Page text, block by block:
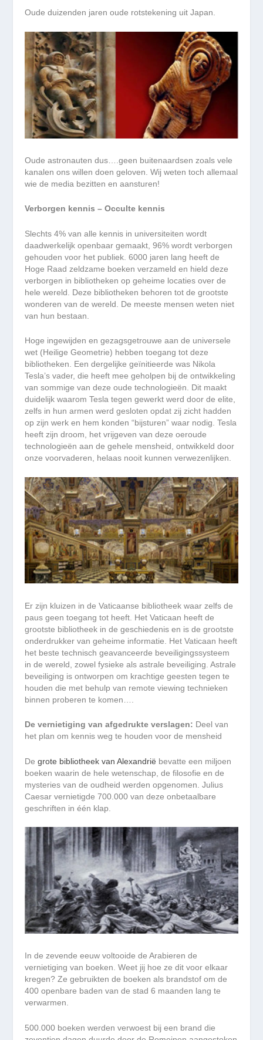
Oude duizenden jaren oude rotstekening uit Japan.
Oude astronauten dus….geen buitenaardsen zoals vele
kanalen ons willen doen geloven. Wij weten toch allemaal
wie de media bezitten en aansturen!
Verborgen kennis – Occulte kennis
Slechts 4% van alle kennis in universiteiten wordt
daadwerkelijk openbaar gemaakt, 96% wordt verborgen
gehouden voor het publiek. 6000 jaren lang heeft de
Hoge Raad zeldzame boeken verzameld en hield deze
verborgen in bibliotheken op geheime locaties over de
hele wereld. Deze bibliotheken behoren tot de grootste
wonderen van de wereld. De meeste mensen weten niet
van hun bestaan.
Hoge ingewijden en gezagsgetrouwe aan de universele
wet (Heilige Geometrie) hebben toegang tot deze
bibliotheken. Een dergelijke geïnitieerde was Nikola
Tesla’s vader, die heeft mee geholpen bij de ontwikkeling
van sommige van deze oude technologieën. Dit maakt
duidelijk waarom Tesla tegen gewerkt werd door de elite,
zelfs in hun armen werd gesloten opdat zij zicht hadden
op zijn werk en hem konden “bijsturen” waar nodig. Tesla
heeft zijn droom, het vrijgeven van deze oeroude
technologieën aan de gehele mensheid, ontwikkeld door
onze voorvaderen, helaas nooit kunnen verwezenlijken.
Er zijn kluizen in de Vaticaanse bibliotheek waar zelfs de
paus geen toegang tot heeft. Het Vaticaan heeft de
grootste bibliotheek in de geschiedenis en is de grootste
onderdrukker van geheime informatie. Het Vaticaan heeft
het beste technisch geavanceerde beveiligingssysteem
in de wereld, zowel fysieke als astrale beveiliging. Astrale
beveiliging is ontworpen om krachtige geesten tegen te
houden die met behulp van remote viewing technieken
binnen proberen te komen….
De vernietiging van afgedrukte verslagen: Deel van
het plan om kennis weg te houden voor de mensheid
Degrote bibliotheek van Alexandrië bevatte een miljoen
boeken waarin de hele wetenschap, de filosofie en de
mysteries van de oudheid werden opgenomen. Julius
Caesar vernietigde 700.000 van deze onbetaalbare
geschriften in één klap.
In de zevende eeuw voltooide de Arabieren de
vernietiging van boeken. Weet jij hoe ze dit voor elkaar
kregen? Ze gebruikten de boeken als brandstof om de
400 openbare baden van de stad 6 maanden lang te
verwarmen.
500.000 boeken werden verwoest bij een brand die